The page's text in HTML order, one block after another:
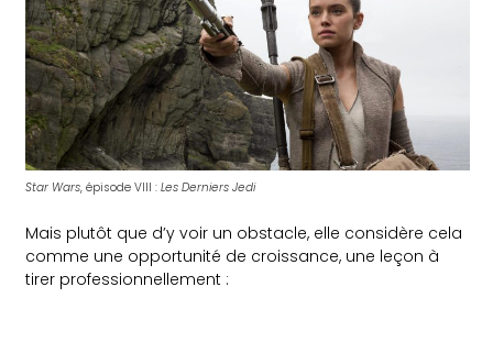
Star Wars, épisode VIII :Les Derniers Jedi
Mais plutôt que d’y voir un obstacle, elle considère cela
comme une opportunité de croissance, une leçon à
tirer professionnellement :